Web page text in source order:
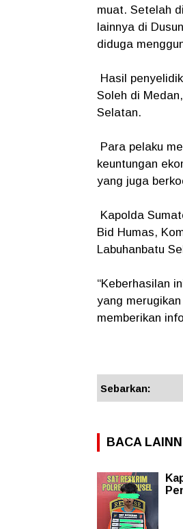
muat. Setelah
lainnya di
diduga
Hasil
Soleh di
Selatan.
Para pelaku
keuntungan
yang juga
Kapolda
Bid Humas,
Labuhanbatu
“Keberhasilan
yang
memberikan
Sebarkan:
BACA